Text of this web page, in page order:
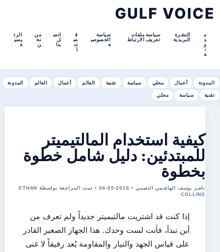
GULF VOICE
الرئ
يسي
ة
من
نح
ن
اتص
ل
بنا
ق
ص
تن
ا
سياسة
الخصوصي
ة
سياسة ملفات
تعريف الارتباط
النشرة
البريدية
م
د
و
ن
ة
المدونة أعمال محلي سياسة تقنية العالم أعمال العالم المدونة
تقنية سياسة محلي
كيفية استخدام المالتيميتر
للمبتدئين: دليل شامل خطوة
بخطوة
ناصر يوسف الهاشمي النعيمي • 2026-05-04 • تمت المراجعة بواسطة ETHAN
COLLINS
إذا كنت قد اشتريت مالتيميتر جديداً ولم تعرف من
أين تبدأ، فأنت لست وحدك. هذا الجهاز الصغير القادر
على قياس الجهد والتيار والمقاومة يُعد رفيقاً لا غنى